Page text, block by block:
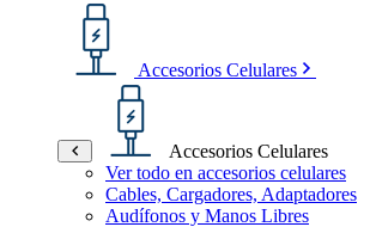
Accesorios Celulares
Accesorios Celulares
Ver todo en accesorios celulares
Cables, Cargadores, Adaptadores
Audífonos y Manos Libres